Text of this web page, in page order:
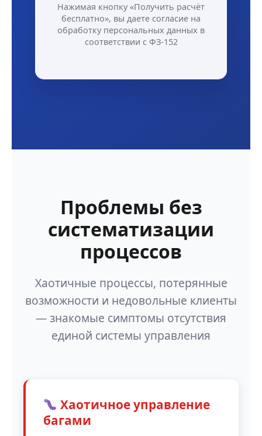
Нажимая кнопку «Получить расчёт
бесплатно», вы даете согласие на
обработку персональных данных в
соответствии с ФЗ-152
Проблемы без
систематизации
процессов
Хаотичные процессы, потерянные
возможности и недовольные клиенты
— знакомые симптомы отсутствия
единой системы управления
Хаотичное управление
багами